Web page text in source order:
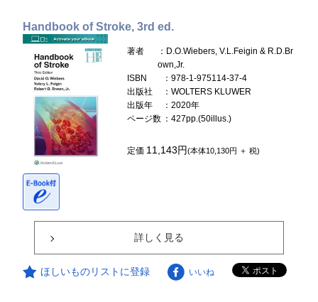
Handbook of Stroke, 3rd ed.
著者
：D.O.Wiebers, V.L.Feigin & R.D.Br
own,Jr.
ISBN
：978-1-975114-37-4
出版社
：WOLTERS KLUWER
出版年
：2020年
ページ数 ：427pp.(50illus.)
定価 11,143円(本体10,130円 ＋ 税)
詳しく見る
ほしいものリストに登録 いいね